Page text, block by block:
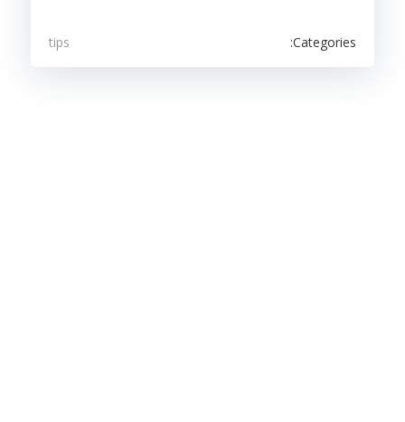
Categories:
tips